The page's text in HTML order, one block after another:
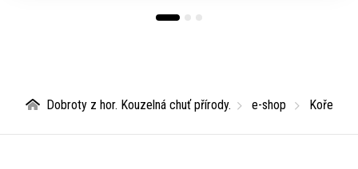
Dobroty z hor. Kouzelná chuť přírody. e-shop Koření